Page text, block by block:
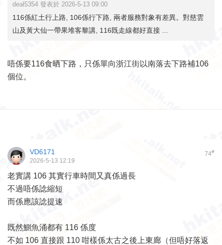
deal5354 發表於 2026-5-13 09:00
116係紅土行上路, 106係行下路, 兩者服務對象有差異。對慈雲
山及黃大仙一帶果堆客黎講, 116既走線都好直接 ...
唔係要116食晒下路，只係單向浙江街以南落去下路補106
個位。
74#
VD6171
2026-5-13 12:19
老實講 106 其實行車時間又真係過長
不過唔係諗縮短
而係應該諗提速
既然鰂魚涌都有 116 係度
不如 106 直接跟 110 咁樣係太古之後上東廊（但唔好落返